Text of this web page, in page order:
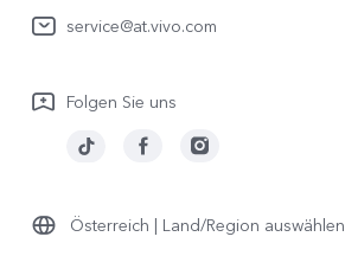
Log aktualisieren
service@at.vivo.com
Folgen Sie uns
Österreich | Land/Region auswählen